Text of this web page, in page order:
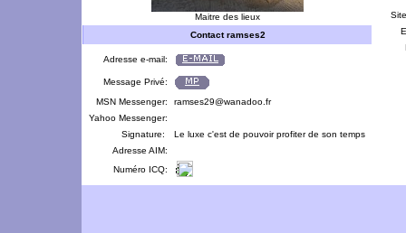
Maitre des lieux
Contact ramses2
Adresse e-mail:
Message Privé:
MSN Messenger:
ramses29@wanadoo.fr
Yahoo Messenger:
Signature:
Le luxe c'est de pouvoir profiter de son temps
Adresse AIM:
Numéro ICQ: